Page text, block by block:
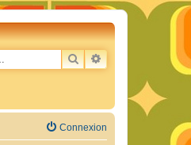
RECHERCHER
RECHERCHE
Connexion